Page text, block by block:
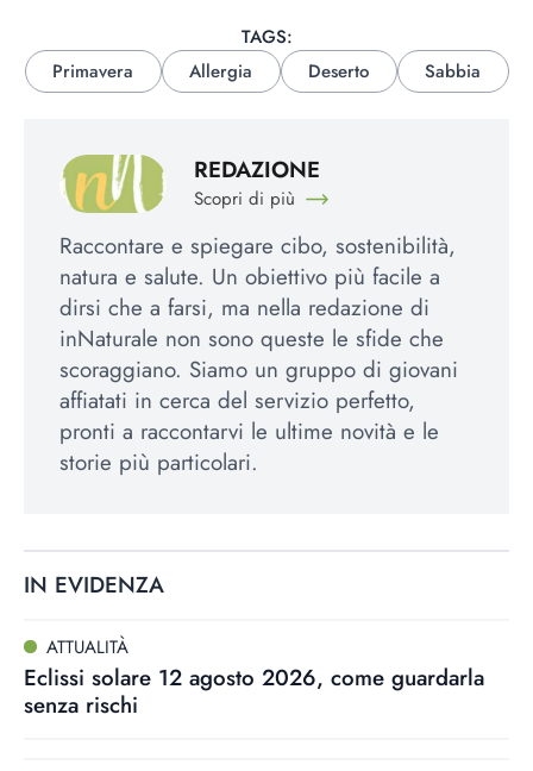
TAGS:
Primavera
Allergia Deserto Sabbia
REDAZIONE
Scopri di più
Raccontare e spiegare cibo, sostenibilità,
natura e salute. Un obiettivo più facile a
dirsi che a farsi, ma nella redazione di
inNaturale non sono queste le sfide che
scoraggiano. Siamo un gruppo di giovani
affiatati in cerca del servizio perfetto,
pronti a raccontarvi le ultime novità e le
storie più particolari.
IN EVIDENZA
ATTUALITÀ
Eclissi solare 12 agosto 2026, come guardarla
senza rischi